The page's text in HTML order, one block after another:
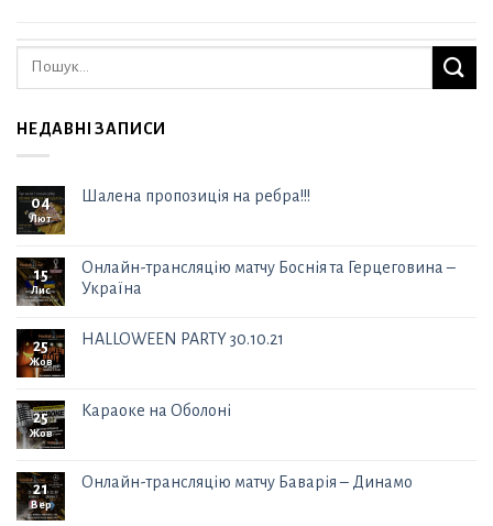
НЕДАВНІ ЗАПИСИ
04
Лют
Шалена пропозиція на ребра!!!
15
Лис
Онлайн-трансляцію матчу Боснія та Герцеговина –
Україна
25
Жов
HALLOWEEN PARTY 30.10.21
25
Жов
Караоке на Оболоні
21
Вер
Онлайн-трансляцію матчу Баварія – Динамо